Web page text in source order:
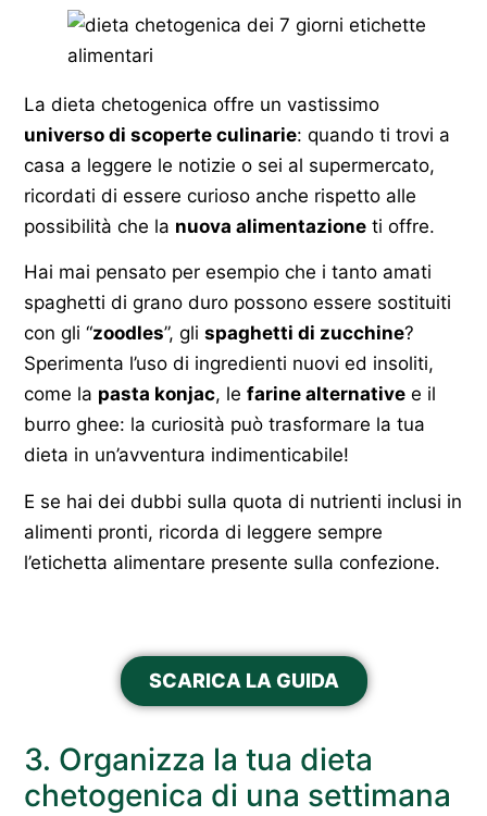
La dieta chetogenica offre un vastissimo
universo di scoperte culinarie: quando ti trovi a
casa a leggere le notizie o sei al supermercato,
ricordati di essere curioso anche rispetto alle
possibilità che la nuova alimentazione ti offre.
Hai mai pensato per esempio che i tanto amati
spaghetti di grano duro possono essere sostituiti
con gli “zoodles”, gli spaghetti di zucchine?
Sperimenta l’uso di ingredienti nuovi ed insoliti,
come la pasta konjac, le farine alternative e il
burro ghee: la curiosità può trasformare la tua
dieta in un’avventura indimenticabile!
E se hai dei dubbi sulla quota di nutrienti inclusi in
alimenti pronti, ricorda di leggere sempre
l’etichetta alimentare presente sulla confezione.
SCARICA LA GUIDA
3. Organizza la tua dieta
chetogenica di una settimana